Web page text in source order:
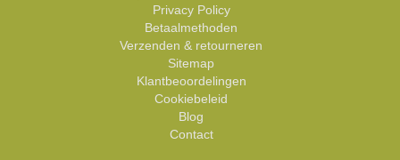
Privacy Policy
Betaalmethoden
Verzenden & retourneren
Sitemap
Klantbeoordelingen
Cookiebeleid
Blog
Contact